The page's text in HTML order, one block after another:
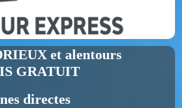
et alentours
GRATUIT
directes